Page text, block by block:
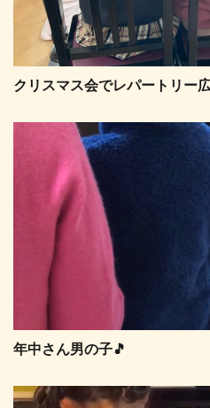
クリスマス会でレパートリー
年中さん男の子🎵